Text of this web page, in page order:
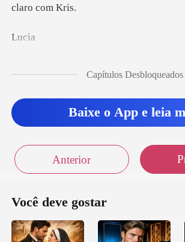
u
s h
Capítulos Desbloqueados
Baixe o App e leia
Anterior
Você deve gostar